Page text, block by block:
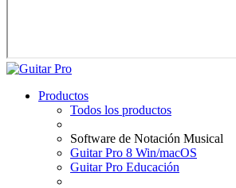
Productos
Todos los productos
Software de Notación Musical
Guitar Pro 8 Win/macOS
Guitar Pro Educación